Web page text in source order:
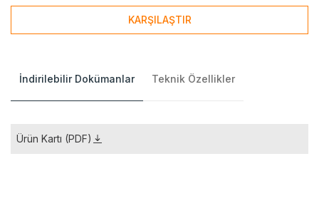
KARŞILAŞTIR
İndirilebilir Dokümanlar Teknik Özellikler
Ürün Kartı (PDF)